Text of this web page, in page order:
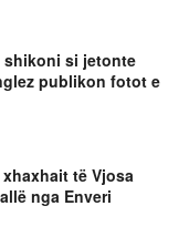
shikoni si jetonte
publikon fotot e
të Vjosa
nga Enveri